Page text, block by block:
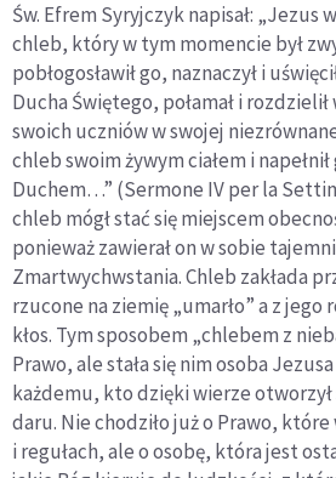
Św. Efrem Syryjczyk napisał: „Jezus
chleb, który w tym momencie był
pobłogosławił go, naznaczył i
Ducha Świętego, połamał i rozdzielił
swoich uczniów w swojej
chleb swoim żywym ciałem i
Duchem…” (Sermone IV per la
chleb mógł stać się miejscem
ponieważ zawierał on w sobie
Zmartwychwstania. Chleb zakłada
rzucone na ziemię „umarło” a z jego
kłos. Tym sposobem „chlebem z
Prawo, ale stała się nim osoba
każdemu, kto dzięki wierze
daru. Nie chodziło już o Prawo, które
i regułach, ale o osobę, która jest